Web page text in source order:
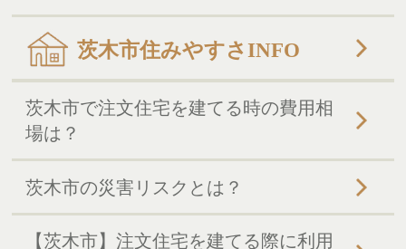
茨木市住みやすさINFO
茨木市で注文住宅を建てる時の費用相
場は？
茨木市の災害リスクとは？
【茨木市】注文住宅を建てる際に利用